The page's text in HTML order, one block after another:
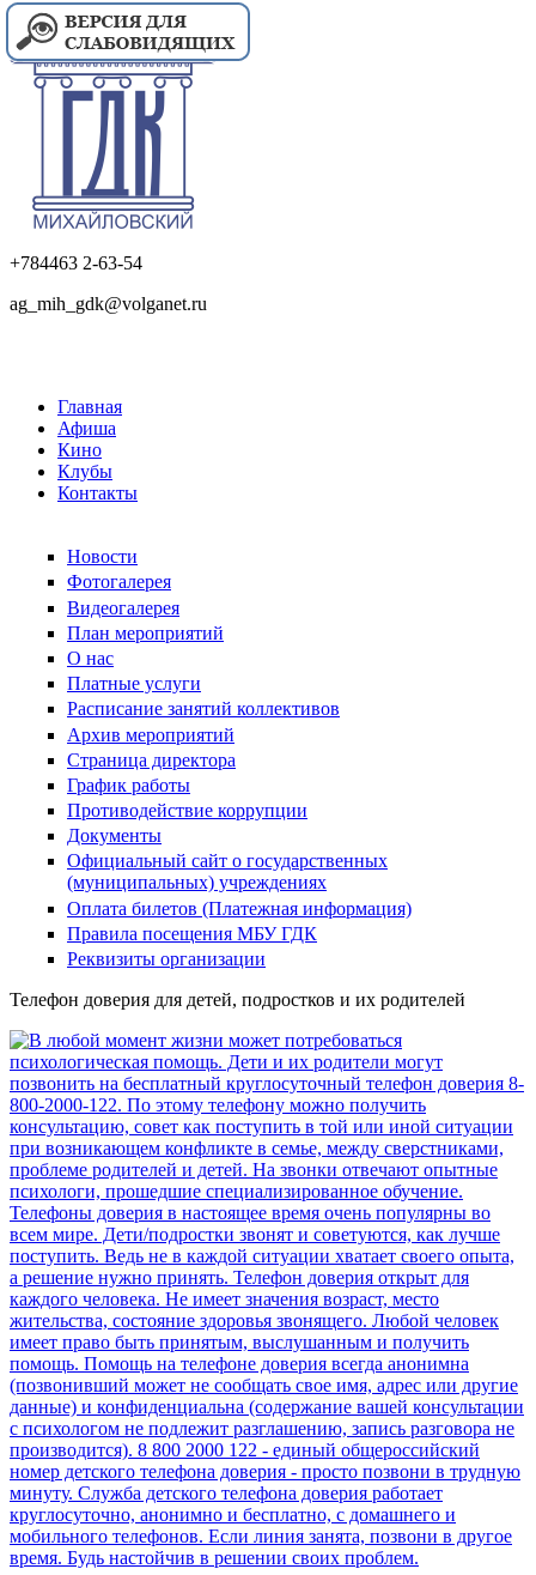
+784463 2-63-54
ag_mih_gdk@volganet.ru
Главная
Афиша
Кино
Клубы
Контакты
Новости
Фотогалерея
Видеогалерея
План мероприятий
О нас
Платные услуги
Расписание занятий коллективов
Архив мероприятий
Страница директора
График работы
Противодействие коррупции
Документы
Официальный сайт о государственных
(муниципальных) учреждениях
Оплата билетов (Платежная информация)
Правила посещения МБУ ГДК
Реквизиты организации
Телефон доверия для детей, подростков и их родителей